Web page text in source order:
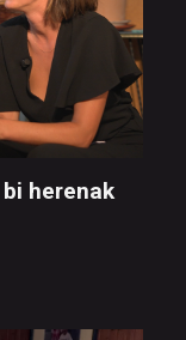
herenak